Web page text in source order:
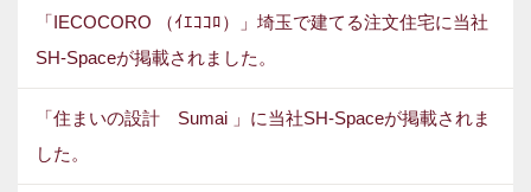
「IECOCORO （ｲｴｺｺﾛ）」埼玉で建てる注文住宅に当社
SH-Spaceが掲載されました。
「住まいの設計 Sumai 」に当社SH-Spaceが掲載されま
した。